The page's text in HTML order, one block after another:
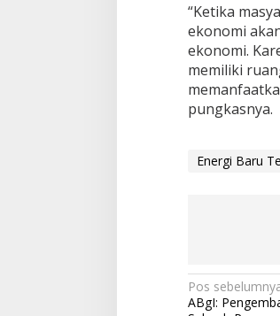
“Ketika
ekonomi
ekonomi.
memiliki
pungkasnya.
Energi Baru
N
Pos
ABgI: